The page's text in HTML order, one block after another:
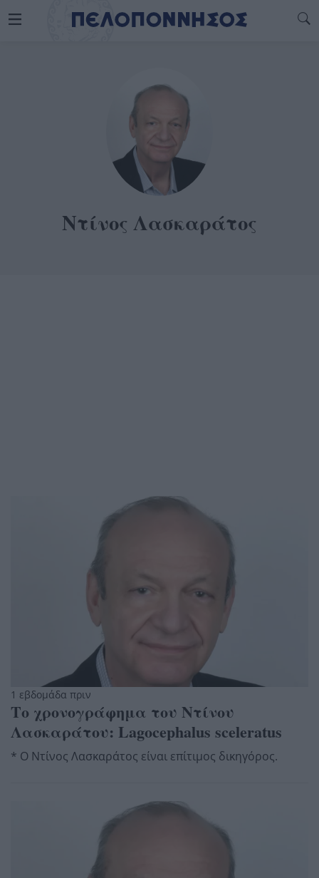
Ντίνος Λασκαράτος
1 εβδομάδα πριν
Το χρονογράφημα του Ντίνου
Λασκαράτου: Lagocephalus sceleratus
* Ο Ντίνος Λασκαράτος είναι επίτιμος δικηγόρος.